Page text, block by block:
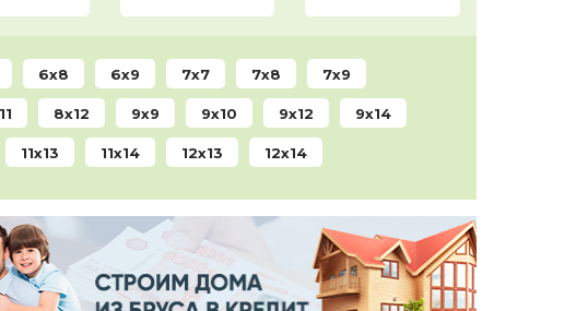
6x8 6x9 7x7 7x8 7x9
8x12 9x9 9x10 9x12 9x14
11x13 11x14 12х13 12x14